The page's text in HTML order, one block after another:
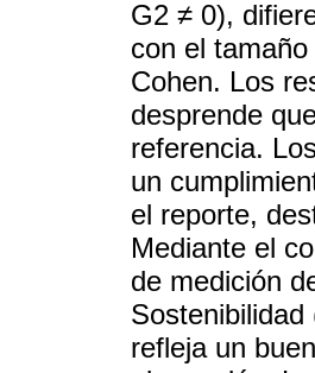
G2 ≠ 0),
con el
Cohen. Los
desprende
referencia.
un
el reporte,
Mediante el
de medición
refleja un